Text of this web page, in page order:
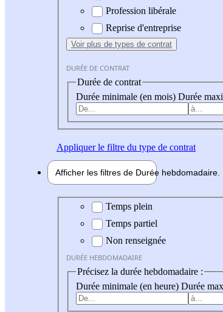
Profession libérale
Reprise d'entreprise
Voir plus de types de contrat
DURÉE DE CONTRAT
Durée de contrat
Durée minimale (en mois) Durée
Appliquerle filtre du type de contrat
Afficher les filtres de Durée hebdomadaire
Durée hebdomadaire
Temps plein
Temps partiel
Non renseignée
DURÉE HEBDOMADAIRE
Précisez la durée hebdomadaire :
Durée minimale (en heure) Durée